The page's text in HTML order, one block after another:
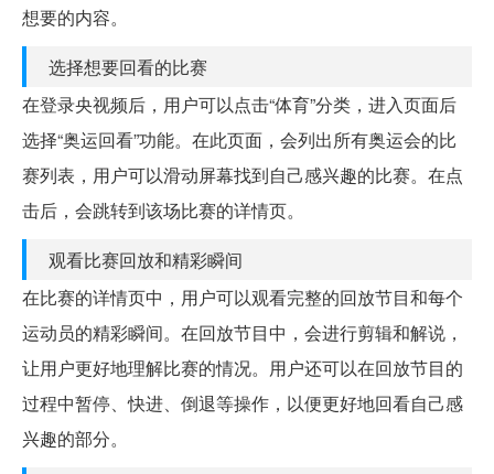
想要的内容。
选择想要回看的比赛
在登录央视频后，用户可以点击“体育”分类，进入页面后
选择“奥运回看”功能。在此页面，会列出所有奥运会的比
赛列表，用户可以滑动屏幕找到自己感兴趣的比赛。在点
击后，会跳转到该场比赛的详情页。
观看比赛回放和精彩瞬间
在比赛的详情页中，用户可以观看完整的回放节目和每个
运动员的精彩瞬间。在回放节目中，会进行剪辑和解说，
让用户更好地理解比赛的情况。用户还可以在回放节目的
过程中暂停、快进、倒退等操作，以便更好地回看自己感
兴趣的部分。